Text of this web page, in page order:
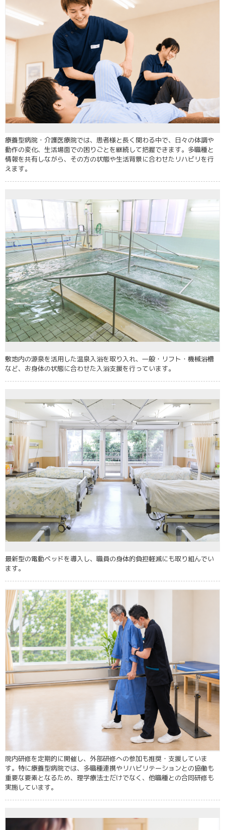
療養型病院・介護医療院では、患者様と長く関わる中で、日々の体調や
動作の変化、生活場面での困りごとを継続して把握できます。多職種と
情報を共有しながら、その方の状態や生活背景に合わせたリハビリを行
えます。
敷地内の源泉を活用した温泉入浴を取り入れ、一般・リフト・機械浴槽
など、お身体の状態に合わせた入浴支援を行っています。
最新型の電動ベッドを導入し、職員の身体的負担軽減にも取り組んでい
ます。
院内研修を定期的に開催し、外部研修への参加も推奨・支援していま
す。特に療養型病院では、多職種連携やリハビリテーションとの協働も
重要な要素となるため、理学療法士だけでなく、他職種との合同研修も
実施しています。